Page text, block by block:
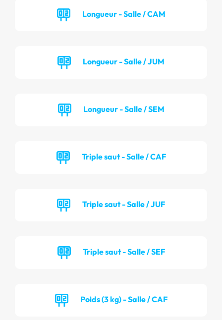
Longueur - Salle / CAM
Longueur - Salle / JUM
Longueur - Salle / SEM
Triple saut - Salle / CAF
Triple saut - Salle / JUF
Triple saut - Salle / SEF
Poids (3 kg) - Salle / CAF